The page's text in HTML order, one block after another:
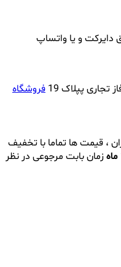
و یا واتساپ
تجاری پپلاک 19
فروشگاه
، قیمت ها تماما با تخفیف
زمان بابت مرجوعی در نظر